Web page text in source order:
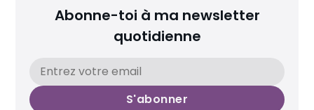
Abonne-toi à ma newsletter
quotidienne
S'abonner